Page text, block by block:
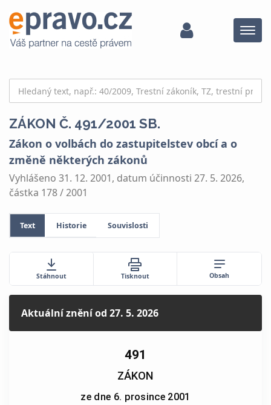
Menu
ZÁKON Č. 491/2001 SB.
Zákon o volbách do zastupitelstev obcí a o
změně některých zákonů
Vyhlášeno 31. 12. 2001, datum účinnosti 27. 5. 2026,
částka 178 / 2001
Text Historie Souvislosti
Stáhnout Tisknout Obsah
Aktuální zněníod 27. 5. 2026
491
ZÁKON
ze dne 6. prosince 2001